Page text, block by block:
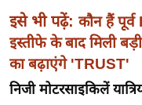
त
ऑ
टो
र्ल्ड
इसे भी पढ़ें: कौन हैं
इस्तीफे के बाद मिली बड़ी
का बढ़ाएंगे 'TRUST'
निजी मोटरसाइकिलें